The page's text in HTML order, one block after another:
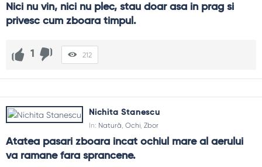
Nici nu vin, nici nu plec, stau doar asa in prag si
privesc cum zboara timpul.
1 212
Nichita Stanescu
In: Natură, Ochi, Zbor
Atatea pasari zboara incat ochiul mare al aerului
va ramane fara sprancene.